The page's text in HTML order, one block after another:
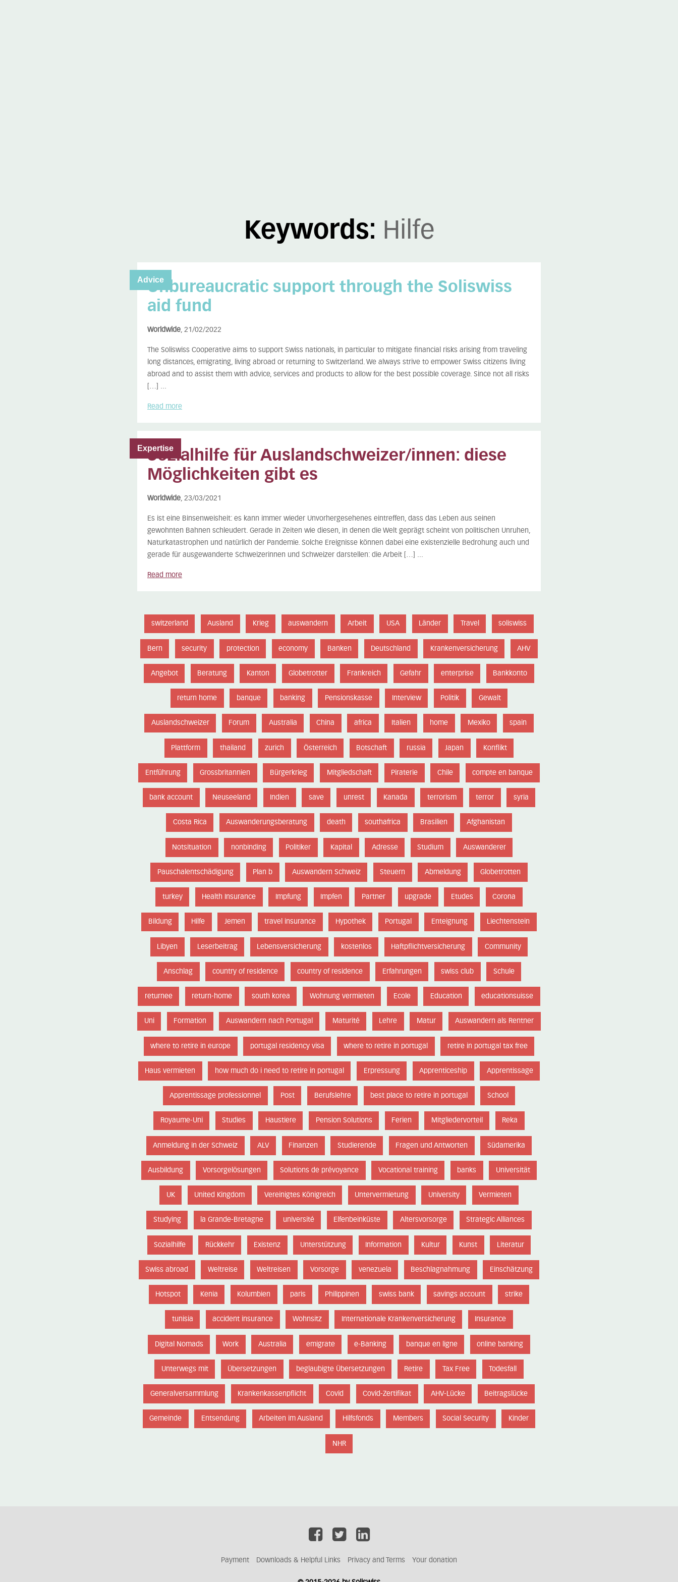
Keywords: Hilfe
Advice
Unbureaucratic support through the Soliswiss
aid fund
Worldwide , 21/02/2022
The Soliswiss Cooperative aims to support Swiss nationals, in particular to mitigate financial risks arising from traveling
long distances, emigrating, living abroad or returning to Switzerland. We always strive to empower Swiss citizens living
abroad and to assist them with advice, services and products to allow for the best possible coverage. Since not all risks
Read more
Expertise
Sozialhilfe für Auslandschweizer/innen: diese
Möglichkeiten gibt es
Worldwide , 23/03/2021
Es ist eine Binsenweisheit: es kann immer wieder Unvorhergesehenes eintreffen, dass das Leben aus seinen
gewohnten Bahnen schleudert. Gerade in Zeiten wie diesen, in denen die Welt geprägt scheint von politischen Unruhen,
Naturkatastrophen und natürlich der Pandemie. Solche Ereignisse können dabei eine existenzielle Bedrohung auch und
gerade für ausgewanderte Schweizerinnen und Schweizer darstellen: die Arbeit […] ...
Read more
switzerland Ausland Krieg auswandern Arbeit USA Länder Travel soliswiss
Bern security protection economy Banken Deutschland Krankenversicherung AHV
Angebot Beratung Kanton Globetrotter Frankreich Gefahr enterprise Bankkonto
return home banque banking Pensionskasse Interview Politik Gewalt
Auslandschweizer Forum Australia China africa Italien home Mexiko spain
Plattform thailand zurich Österreich Botschaft russia Japan Konflikt
Entführung Grossbritannien Bürgerkrieg Mitgliedschaft Piraterie Chile compte en banque
bank account Neuseeland Indien save unrest Kanada terrorism terror syria
Costa Rica Auswanderungsberatung death southafrica Brasilien Afghanistan
Notsituation nonbinding Politiker Kapital Adresse Studium Auswanderer
Pauschalentschädigung Plan b Auswandern Schweiz Steuern Abmeldung Globetrotten
turkey Health Insurance Impfung Impfen Partner upgrade Etudes Corona
Bildung Hilfe Jemen travel insurance Hypothek Portugal Enteignung Liechtenstein
Libyen Leserbeitrag Lebensversicherung kostenlos Haftpflichtversicherung Community
Anschlag country of residence country of residence Erfahrungen swiss club Schule
returnee return-home south korea Wohnung vermieten Ecole Education educationsuisse
Uni Formation Auswandern nach Portugal Maturité Lehre Matur Auswandern als Rentner
where to retire in europe portugal residency visa where to retire in portugal retire in portugal tax free
Haus vermieten how much do i need to retire in portugal Erpressung Apprenticeship Apprentissage
Apprentissage professionnel Post Berufslehre best place to retire in portugal School
Royaume-Uni Studies Haustiere Pension Solutions Ferien Mitgliedervorteil Reka
Anmeldung in der Schweiz ALV Finanzen Studierende Fragen und Antworten Südamerika
Ausbildung Vorsorgelösungen Solutions de prévoyance Vocational training banks Universität
UK United Kingdom Vereinigtes Königreich Untervermietung University Vermieten
Studying la Grande-Bretagne université Elfenbeinküste Altersvorsorge Strategic Alliances
Sozialhilfe Rückkehr Existenz Unterstützung Information Kultur Kunst Literatur
Swiss abroad Weltreise Weltreisen Vorsorge venezuela Beschlagnahmung Einschätzung
Hotspot Kenia Kolumbien paris Philippinen swiss bank savings account strike
tunisia accident insurance Wohnsitz Internationale Krankenversicherung Insurance
Digital Nomads Work Australia emigrate e-Banking banque en ligne online banking
Unterwegs mit Übersetzungen beglaubigte Übersetzungen Retire Tax Free Todesfall
Generalversammlung Krankenkassenpflicht Covid Covid-Zertifikat AHV-Lücke Beitragslücke
Gemeinde Entsendung Arbeiten im Ausland Hilfsfonds Members Social Security Kinder
NHR
Payment Downloads & Helpful Links Privacy and Terms Your donation